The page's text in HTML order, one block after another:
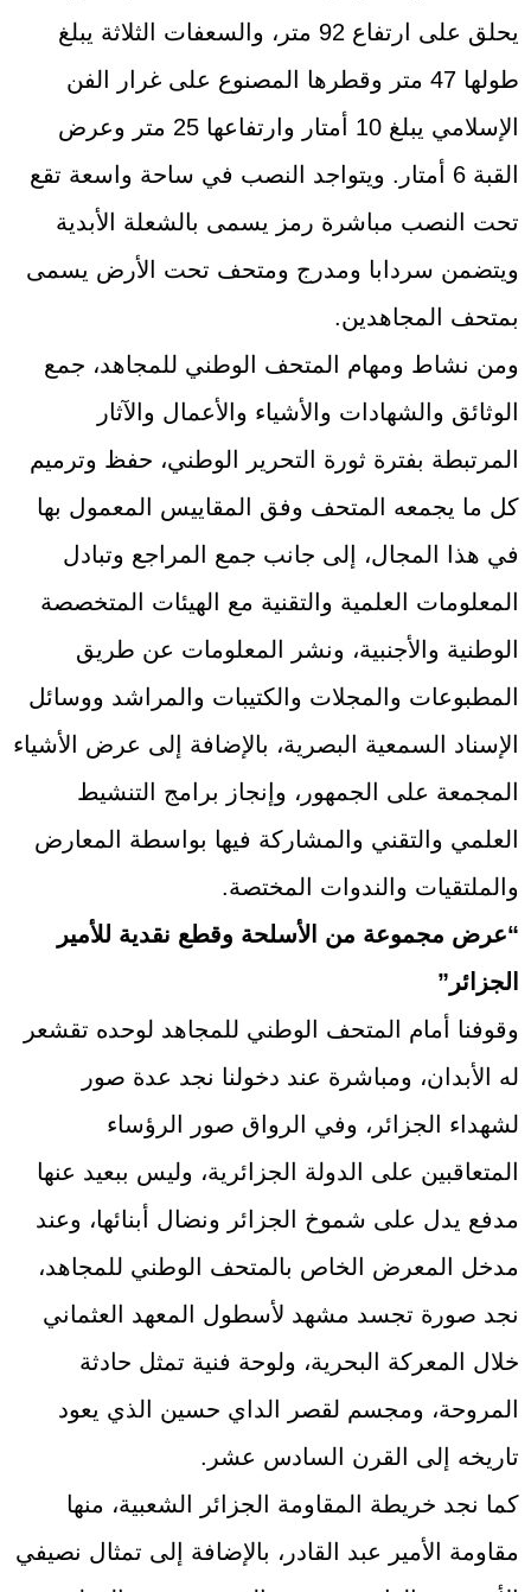
يحلق على ارتفاع 92 متر، والسعفات الثلاثة يبلغ
طولها 47 متر وقطرها المصنوع على غرار الفن
الإسلامي يبلغ 10 أمتار وارتفاعها 25 متر وعرض
القبة 6 أمتار. ويتواجد النصب في ساحة واسعة تقع
تحت النصب مباشرة رمز يسمى بالشعلة الأبدية
ويتضمن سردابا ومدرج ومتحف تحت الأرض يسمى
بمتحف المجاهدين.
ومن نشاط ومهام المتحف الوطني للمجاهد، جمع
الوثائق والشهادات والأشياء والأعمال والآثار
المرتبطة بفترة ثورة التحرير الوطني، حفظ وترميم
كل ما يجمعه المتحف وفق المقاييس المعمول بها
في هذا المجال، إلى جانب جمع المراجع وتبادل
المعلومات العلمية والتقنية مع الهيئات المتخصصة
الوطنية والأجنبية، ونشر المعلومات عن طريق
المطبوعات والمجلات والكتيبات والمراشد ووسائل
الإسناد السمعية البصرية، بالإضافة إلى عرض الأشياء
المجمعة على الجمهور، وإنجاز برامج التنشيط
العلمي والتقني والمشاركة فيها بواسطة المعارض
والملتقيات والندوات المختصة.
“عرض مجموعة من الأسلحة وقطع نقدية للأمير
الجزائر”
وقوفنا أمام المتحف الوطني للمجاهد لوحده تقشعر
له الأبدان، ومباشرة عند دخولنا نجد عدة صور
لشهداء الجزائر، وفي الرواق صور الرؤساء
المتعاقبين على الدولة الجزائرية، وليس ببعيد عنها
مدفع يدل على شموخ الجزائر ونضال أبنائها، وعند
مدخل المعرض الخاص بالمتحف الوطني للمجاهد،
نجد صورة تجسد مشهد لأسطول المعهد العثماني
خلال المعركة البحرية، ولوحة فنية تمثل حادثة
المروحة، ومجسم لقصر الداي حسين الذي يعود
تاريخه إلى القرن السادس عشر.
كما نجد خريطة المقاومة الجزائر الشعبية، منها
مقاومة الأمير عبد القادر، بالإضافة إلى تمثال نصيفي